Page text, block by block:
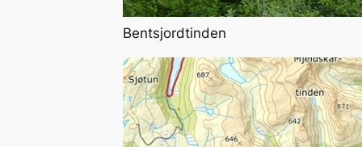
Bentsjordtinden